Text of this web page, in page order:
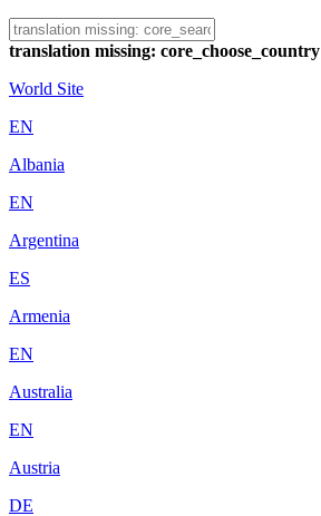
translation missing: core_choose_country
World Site
EN
Albania
EN
Argentina
ES
Armenia
EN
Australia
EN
Austria
DE